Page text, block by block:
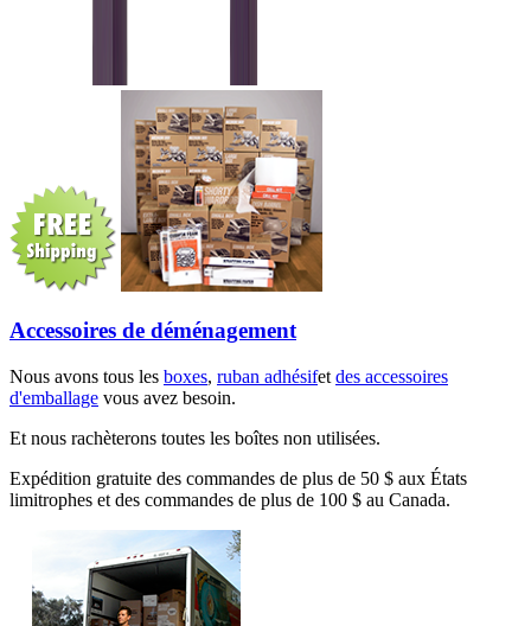
Accessoires de déménagement
Nous avons tous les boxes, ruban adhésifet des accessoires
d'emballage vous avez besoin.
Et nous rachèterons toutes les boîtes non utilisées.
Expédition gratuite des commandes de plus de 50 $ aux États
limitrophes et des commandes de plus de 100 $ au Canada.